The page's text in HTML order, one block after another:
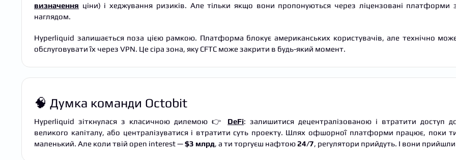
визначення ціни) і хеджування ризиків. Але тільки якщо вони пропонуються через ліцензовані платформи
наглядом.
Hyperliquid залишається поза цією рамкою. Платформа блокує американських користувачів, але технічно
обслуговувати їх через VPN. Це сіра зона, яку CFTC може закрити в будь-який момент.
🧠 Думка команди Octobit
Hyperliquid зіткнулася з класичною дилемою 👉 DeFi: залишитися децентралізованою і втратити доступ
великого капіталу, або централізуватися і втратити суть проекту. Шлях офшорної платформи працює, поки
маленький. Але коли твій open interest —$3 млрд, а ти торгуєш нафтою24/7, регулятори прийдуть. І вони